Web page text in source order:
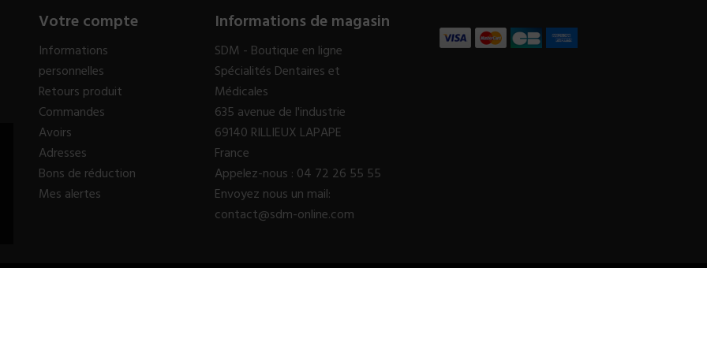
Votre compte
Informations
personnelles
Retours produit
Commandes
Avoirs
Adresses
Bons de réduction
Mes alertes
Informations de magasin
SDM - Boutique en ligne
Spécialités Dentaires et
Médicales
635 avenue de l'industrie
69140 RILLIEUX LAPAPE
France
Appelez-nous : 04 72 26 55 55
Envoyez nous un mail:
contact@sdm-online.com